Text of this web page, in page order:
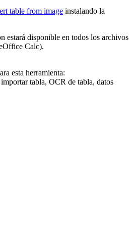
table from image instalando la
estará disponible en todos los archivos
Calc).
esta herramienta:
tabla, OCR de tabla, datos